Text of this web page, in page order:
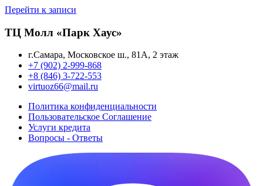
Перейти к записи
ТЦ Молл «Парк Хаус»
г.Самара, Московское ш., 81А, 2 этаж
+7 (902) 2-999-868
+8 (846) 3-722-553
virtuoz66@mail.ru
Политика конфиденциальности
Пользовательское Cоглашение
Услуги кредита
Вопросы - Ответы